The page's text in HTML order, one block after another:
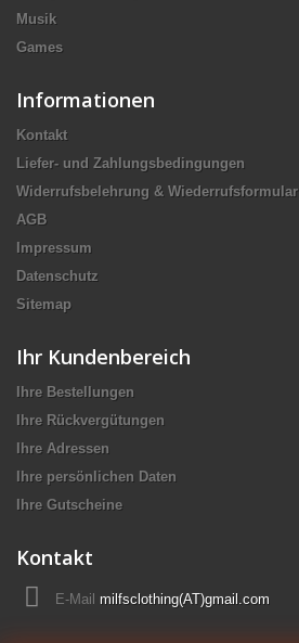
Musik
Games
Informationen
Kontakt
Liefer- und Zahlungsbedingungen
Widerrufsbelehrung & Wiederrufsformular
AGB
Impressum
Datenschutz
Sitemap
Ihr Kundenbereich
Ihre Bestellungen
Ihre Rückvergütungen
Ihre Adressen
Ihre persönlichen Daten
Ihre Gutscheine
Kontakt
E-Mail milfsclothing(AT)gmail.com